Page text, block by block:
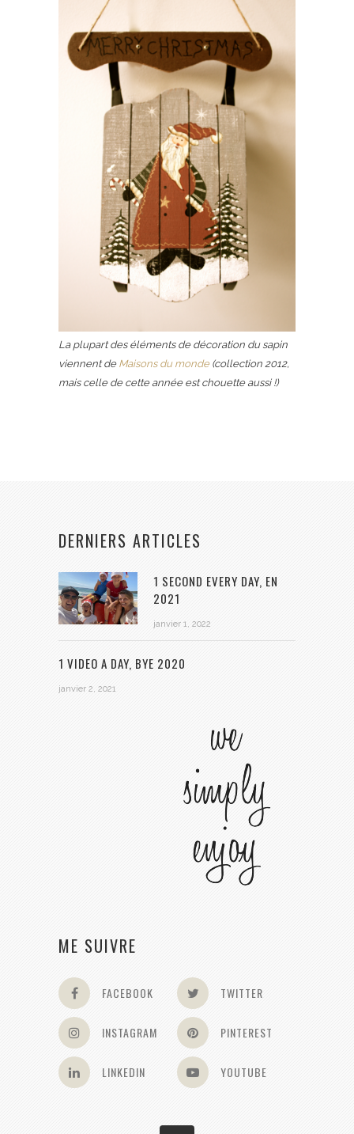
La plupart des éléments de décoration du sapin
viennent de Maisons du monde(collection 2012,
mais celle de cette année est chouette aussi !)
DERNIERS ARTICLES
1 SECOND EVERY DAY, EN
2021
janvier 1, 2022
1 VIDEO A DAY, BYE 2020
janvier 2, 2021
ME SUIVRE
FACEBOOK TWITTER
INSTAGRAM PINTEREST
LINKEDIN YOUTUBE